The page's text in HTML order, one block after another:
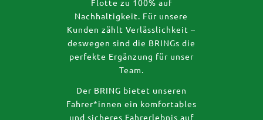
Flotte zu 100% auf
Nachhaltigkeit. Für unsere
Kunden zählt Verlässlichkeit –
deswegen sind die BRINGs die
perfekte Ergänzung für unser
Team.
Der BRING bietet unseren
Fahrer*innen ein komfortables
und sicheres Fahrerlebnis auf